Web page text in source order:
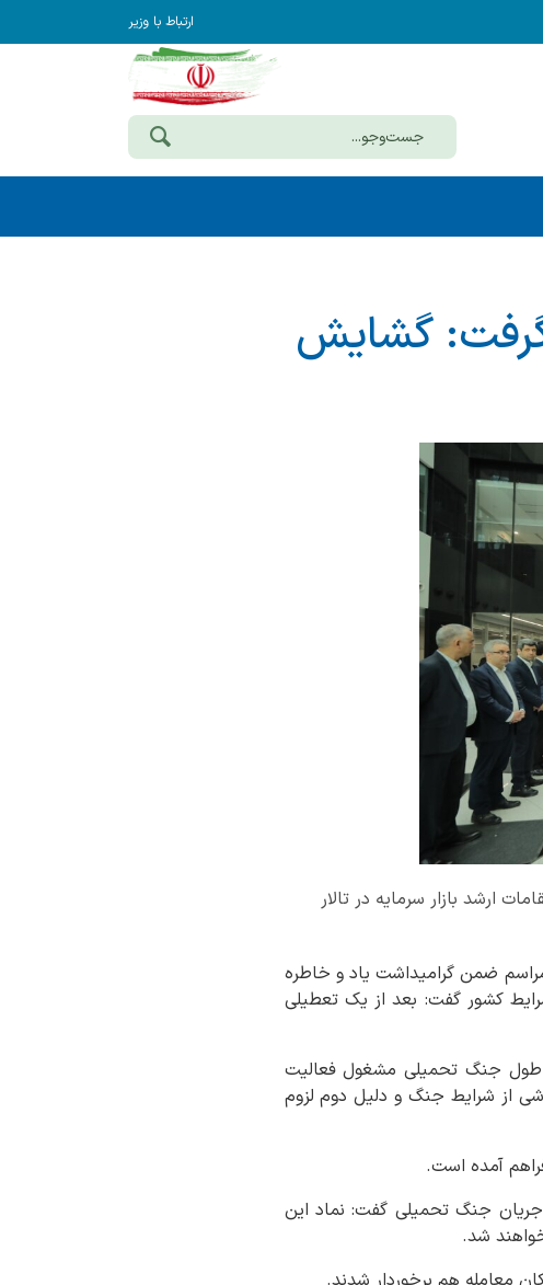
ارتباط با وزیر
گشایش
سه‌شنبه ۲۹ اردیبهشت با حضور مقامات ارشد بازار سرمایه در تالار
ضمن گرامیداشت یاد و خاطره
کشور گفت: بعد از یک تعطیلی
طول جنگ تحمیلی مشغول فعالیت
علت نخست ابهام ناشی از شرایط جنگ و دلیل دوم لزوم
آمده است.
جریان جنگ تحمیلی گفت: نماد این
شد.